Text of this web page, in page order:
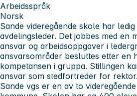
Arbeidsspråk
Norsk
Sande videregående skole har
avdelingsleder. Det jobbes med en
ansvar og arbeidsoppgaver i
ansvarsområder besluttes etter en
kompetansen i gruppa. Stillingen
ansvar som stedfortreder for rektor.
Sande vgs er en av to